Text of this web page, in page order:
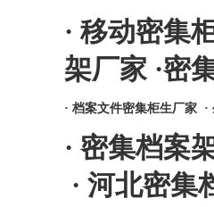
· 移动密集
架厂家·密
· 档案文件密集柜生厂家 ·
·密集档案
· 河北密集